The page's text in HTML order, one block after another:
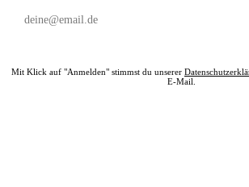
Mit Klick auf "Anmelden" stimmst du unserer
E-Mail.